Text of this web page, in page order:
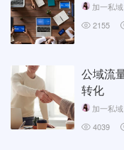
加一私域
2155
公域流
转化
加一私域
4039